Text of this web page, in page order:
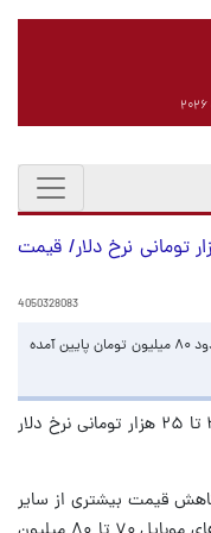
جدید موبایل پس از ریزش ۲۵ هزار تومانی نرخ دلار/ قیمت
4050328083
قیمت آیفون ۱۷ پرو مکس نسبت به اوایل خرداد حدود ۸۰ میلیون تومان پایین آمده
به گزارش فرارو، قیمت موبایل به کاهش ۲۰ تا ۲۵ هزار تومانی نرخ دلار
کاهش قیمت بیشتری از سایر